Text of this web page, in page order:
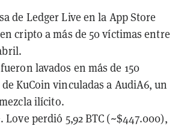
de Ledger Live en la App Store
cripto a más de 50 víctimas entre
lavados en más de 150
KuCoin vinculadas a AudiA6, un
ilícito.
Love perdió 5,92 BTC (~$447.000),